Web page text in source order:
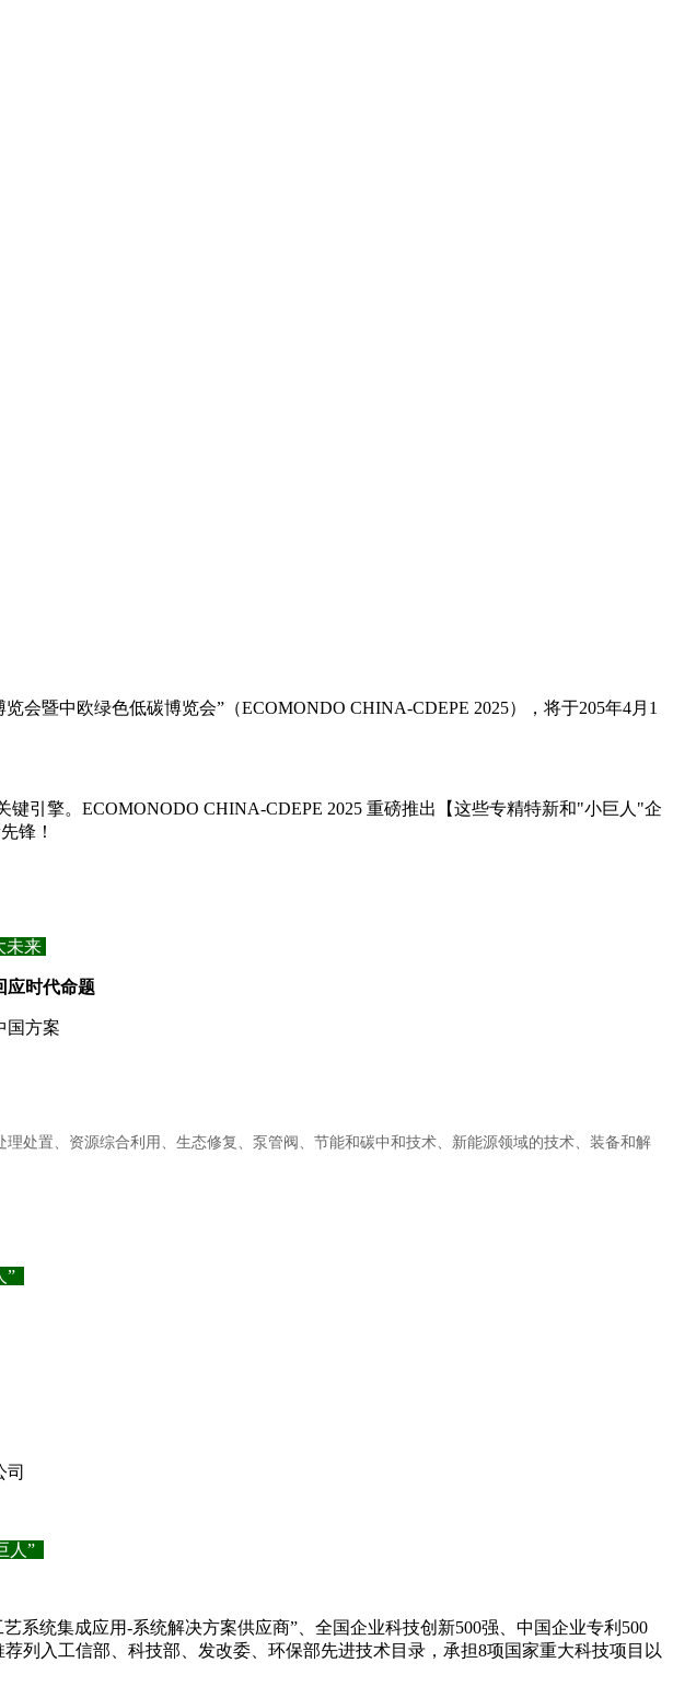
暨中欧绿色低碳博览会”（ECOMONDO CHINA-CDEPE 2025），将于205年4月1
引擎。ECOMONODO CHINA-CDEPE 2025 重磅推出
【这些专精特新和"小巨人"企
锋！
未来
应时代命题
国方案
处置、资源综合利用、生态修复、泵管阀、节能和碳中和技术、新能源领域的技术、装备和解
”
司
人”
系统集成应用-系统解决方案供应商”、全国企业科技创新500强、中国企业专利500
列入工信部、科技部、发改委、环保部先进技术目录，承担8项国家重大科技项目以